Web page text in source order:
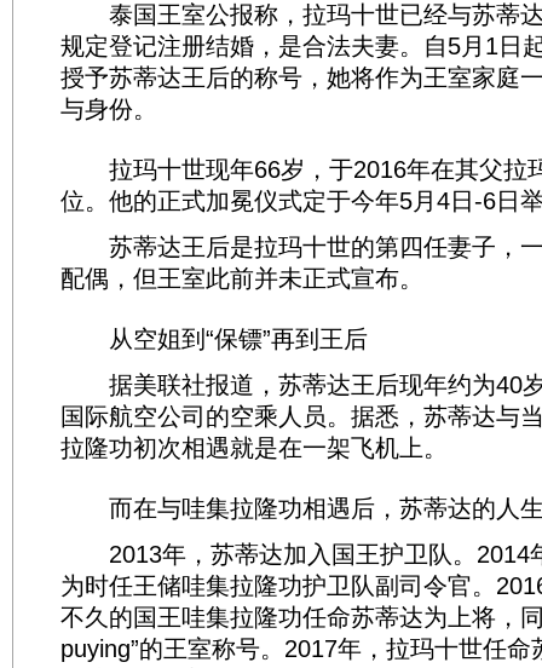
泰国王室公报称，拉玛十世已经与苏蒂
规定登记注册结婚，是合法夫妻。自5月1日
授予苏蒂达王后的称号，她将作为王室家庭
与身份。
拉玛十世现年66岁，于2016年在其父拉
位。他的正式加冕仪式定于今年5月4日-6日
苏蒂达王后是拉玛十世的第四任妻子，
配偶，但王室此前并未正式宣布。
从空姐到“保镖”再到王后
据美联社报道，苏蒂达王后现年约为40
国际航空公司的空乘人员。据悉，苏蒂达与
拉隆功初次相遇就是在一架飞机上。
而在与哇集拉隆功相遇后，苏蒂达的人
2013年，苏蒂达加入国王护卫队。2014
为时任王储哇集拉隆功护卫队副司令官。
不久的国王哇集拉隆功任命苏蒂达为上将，
puying”的王室称号。2017年，拉玛十世任